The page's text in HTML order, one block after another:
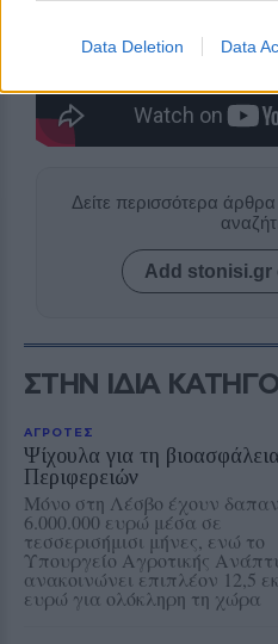
Data Deletion Data
Δείτε περισσότερα
Add stonisi.gr
ΣΤΗΝ ΙΔΙΑ
ΑΓΡΟΤΕΣ
Ψίχουλα για τη
Περιφερειών
Μόνο στη Λέσβο έχουν
6.000.000 ευρώ μέσα σε
τεσσερισήμισι μήνες, ενώ το
Υπουργείο Αγροτικής
ανακοινώνει επιπλέον 12,5
ευρώ για ολόκληρη τη χώρα